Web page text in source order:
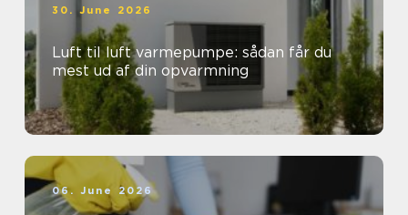
30. June 2026
Luft til luft varmepumpe: sådan får du
mest ud af din opvarmning
06. June 2026